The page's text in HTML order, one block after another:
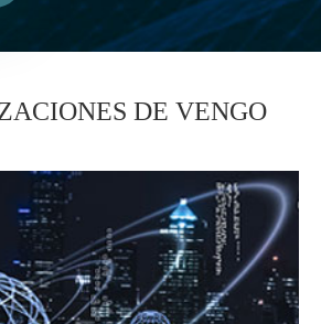
DE VENGO